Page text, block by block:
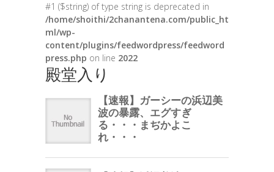
#1 ($string) of type string is deprecated in
/home/shoithi/2chanantena.com/public_ht
ml/wp-
content/plugins/feedwordpress/feedword
press.php on line 2022
殿堂入り